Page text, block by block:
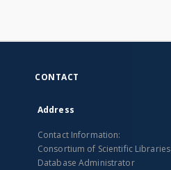
CONTACT
Address
Contact Information:
Consortium of Scientific Libraries
Database Administrator